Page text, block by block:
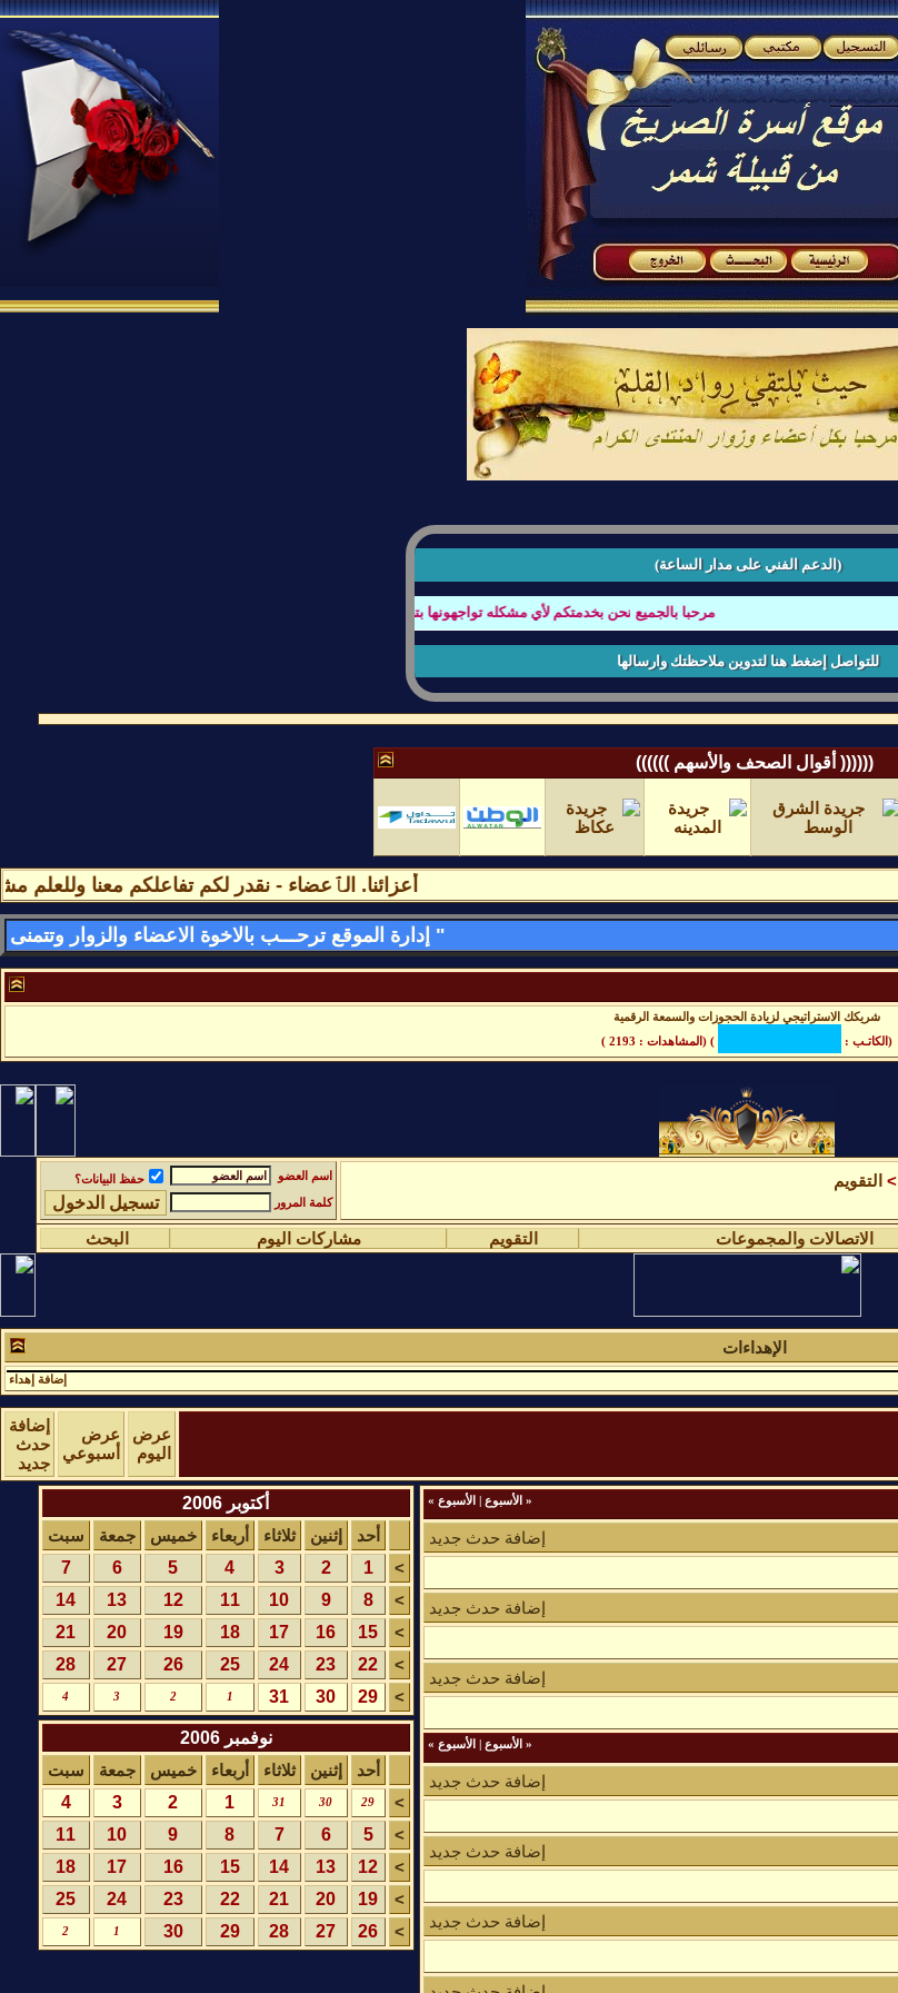
(الدعم الفني على مدار الساعة)
مرحبا بالجميع نحن بخدمتكم لأي مشكله تواجهونها بتصفح المنتدى او عند كتابة الردود أو أي أستفسار
للتواصل إضغط هنا لتدوين ملاحظتك وارسالها
(((((( أقوال الصحف والأسهم ))))))
أعزائنا. الٱعضاء - نقدر لكم تفاعلكم معنا وللعلم
شريكك الاستراتيجي لزيادة الحجوزات والسمعة الرقمية
(الكاتـب :
) (المشاهدات : 2193 )
> التقويم اسم العضو
حفظ البيانات؟
كلمة المرور
الاتصالات والمجموعات التقويم مشاركات اليوم البحث
الإهداءات
إضافة إهداء
عرض
اليوم
عرض
أسبوعي
إضافة
حدث
جديد
« الأسبوع الأسبوع »
إضافة حدث جديد
إضافة حدث جديد
إضافة حدث جديد
« الأسبوع الأسبوع »
إضافة حدث جديد
إضافة حدث جديد
إضافة حدث جديد
أكتوبر 2006
أحد إثنين ثلاثاء أربعاء خميس جمعة
سبت
>
1
2
3
4
5
6
7
>
8
9
10
11
12
13
14
>
15
16
17
18
19
20
21
>
22
23
24
25
26
27
28
>
29
30
31
1
2
3
4
نوفمبر 2006
أحد إثنين ثلاثاء أربعاء خميس جمعة
سبت
>
29
30
31
1
2
3
4
>
5
6
7
8
9
10
11
>
12
13
14
15
16
17
18
>
19
20
21
22
23
24
25
>
26
27
28
29
30
1
2